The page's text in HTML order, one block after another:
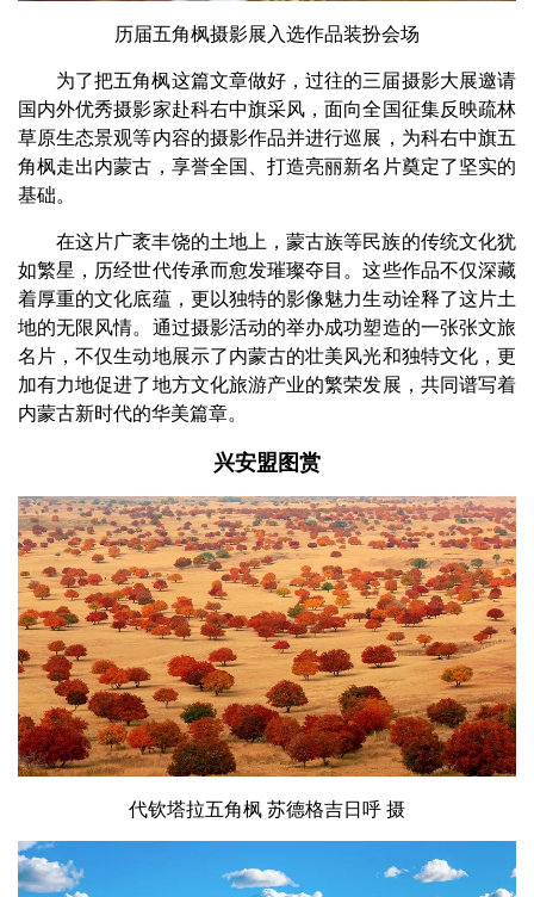
历届五角枫摄影展入选作品装扮会场
为了把五角枫这篇文章做好，过往的三届摄影大展邀请
国内外优秀摄影家赴科右中旗采风，面向全国征集反映疏林
草原生态景观等内容的摄影作品并进行巡展，为科右中旗五
角枫走出内蒙古，享誉全国、打造亮丽新名片奠定了坚实的
基础。
在这片广袤丰饶的土地上，蒙古族等民族的传统文化犹
如繁星，历经世代传承而愈发璀璨夺目。这些作品不仅深藏
着厚重的文化底蕴，更以独特的影像魅力生动诠释了这片土
地的无限风情。通过摄影活动的举办成功塑造的一张张文旅
名片，不仅生动地展示了内蒙古的壮美风光和独特文化，更
加有力地促进了地方文化旅游产业的繁荣发展，共同谱写着
内蒙古新时代的华美篇章。
兴安盟图赏
代钦塔拉五角枫 苏德格吉日呼 摄